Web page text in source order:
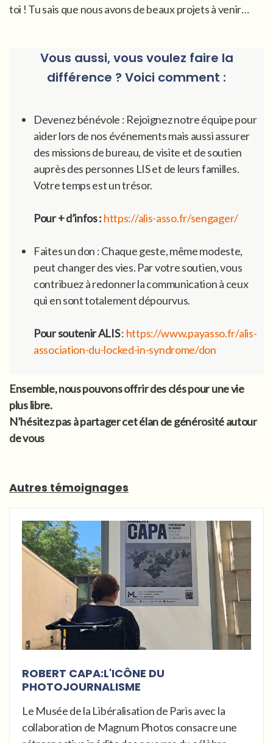
toi ! Tu sais que nous avons de beaux projets à venir…
Vous aussi, vous voulez faire la
différence ? Voici comment :
Devenez bénévole : Rejoignez notre équipe pour
aider lors de nos événements mais aussi assurer
des missions de bureau, de visite et de soutien
auprès des personnes LIS et de leurs familles.
Votre temps est un trésor.
Pour + d’infos : https://alis-asso.fr/sengager/
Faites un don : Chaque geste, même modeste,
peut changer des vies. Par votre soutien, vous
contribuez à redonner la communication à ceux
qui en sont totalement dépourvus.
Pour soutenir ALIS: https://www.payasso.fr/alis-
association-du-locked-in-syndrome/don
Ensemble, nous pouvons offrir des clés pour une vie
plus libre.
N’hésitez pas à partager cet élan de générosité autour
de vous
Autres témoignages
ROBERT CAPA:L'ICÔNE DU
PHOTOJOURNALISME
Le Musée de la Libéralisation de Paris avec la
collaboration de Magnum Photos consacre une